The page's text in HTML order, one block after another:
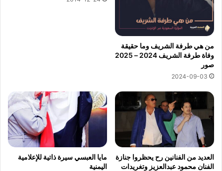
من هي طرفة الشريف وما حقيقة
وفاة طرفة الشريف 2024 – 2025
صور
2024-09-03
العديد من الفنانين رح يحظروا جنازة
الفنان محمود عبدالعزيز وتغريدات
مايا العبسي سيرة ذاتية للإعلامية
اليمنية